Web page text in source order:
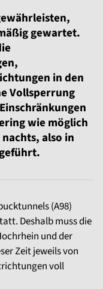
gewartet.
in den
Vollsperrung
wie möglich
also in
(A98)
Deshalb muss die
und der
Zeit jeweils von
voll